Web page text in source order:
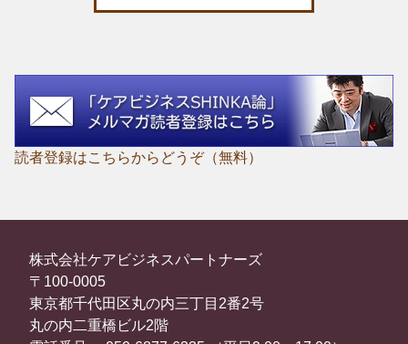
読者登録はこちらからどうぞ（無料）
株式会社ケアビジネスパートナーズ
〒100-0005
東京都千代田区丸の内三丁目2番2号
丸の内二重橋ビル2階